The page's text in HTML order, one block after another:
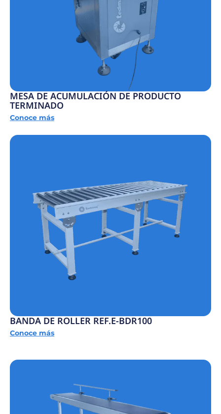
MESA DE ACUMULACIÓN DE PRODUCTO
TERMINADO
Conoce más
BANDA DE ROLLER REF.E-BDR100
Conoce más